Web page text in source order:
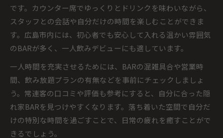
です。カウンター席でゆっくりとドリンクを味わいながら、
スタッフとの会話や自分だけの時間を楽しむことができま
す。広島市内には、初心者でも安心して入れる温かい雰囲気
のBARが多く、一人飲みデビューにも適しています。
一人時間を充実させるためには、BARの混雑具合や営業時
間、飲み放題プランの有無などを事前にチェックしましょ
う。常連客の口コミや評価も参考にすると、自分に合った隠
れ家BARを見つけやすくなります。落ち着いた空間で自分だ
けの特別な時間を過ごすことで、日常の疲れを癒すことがで
きるでしょう。